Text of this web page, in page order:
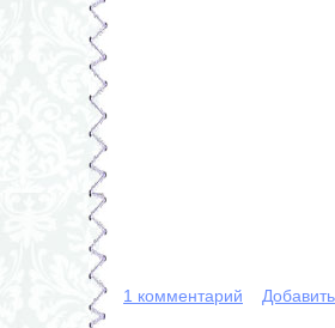
1 комментарий